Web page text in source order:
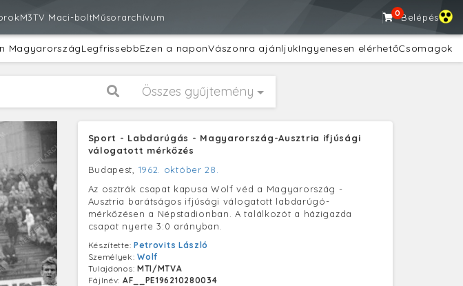
M3TV Maci-boltMűsorarchívum 0Belépés
MagyarországLegfrissebbEzen a naponVászonra ajánljukIngyenesen elérhetőCsomagok
Összes gyűjtemény
Sport - Labdarúgás - Magyarország-Ausztria ifjúsági
válogatott mérkőzés
Budapest, 1962. október 28.
Az osztrák csapat kapusa Wolf véd a Magyarország -
Ausztria barátságos ifjúsági válogatott labdarúgó-
mérkőzésen a Népstadionban. A találkozót a házigazda
csapat nyerte 3:0 arányban.
Készítette: Petrovits László
Személyek:Wolf
Tulajdonos: MTI/MTVA
Fájlnév: AF__PE196210280034